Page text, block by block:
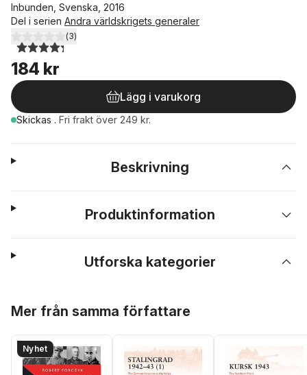
Inbunden, Svenska, 2016
Del i serien Andra världskrigets generaler
4,3utav 5 stjärnor. Totalt antal röster:
(3)
184 kr
Lägg i varukorg
Skickas . Fri frakt över 249 kr.
Beskrivning
Produktinformation
Utforska kategorier
Mer från samma författare
Nyhet